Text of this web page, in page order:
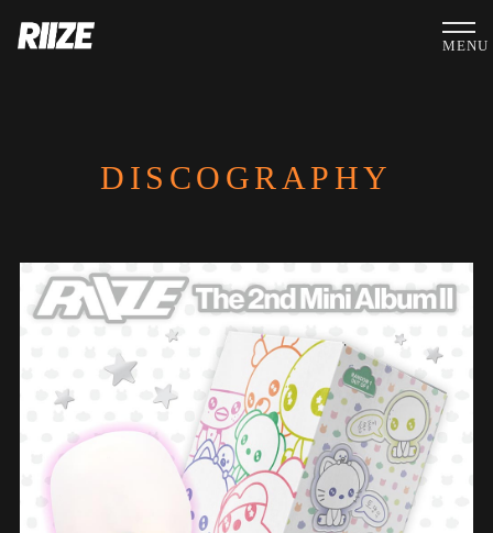
MENU
DISCOGRAPHY